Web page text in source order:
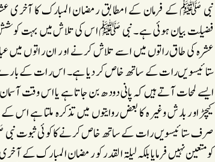
نبی ﷺ کے فرمان کے امطابق رمضان المبارک کا آخری
فضیلت بیان ہوئی ہے ۔نبی ﷺ اس کی تلاش میں بہت
عشرہ کی طاق راتوں میں اسے تلاش کرنے اور ان راتوں میں
ستائیسویں رات کے ساتھ خاص کردیا ہے۔ اس رات کے
ایسے لمحات آتے ہیں کہ پانی دودھ بن جاتا ہے یا اس وقت
کیچڑ اور بارش وغیرہ کا بعض روایتوں میں تذکرہ ملتا ہے اس کے
صرف ستائیسویں رات کے ساتھ خاص کرنے کا کوئی
کومتعین نہیں فرمایا بلکہ لیلۃ القدر کو رمضان المبار ک